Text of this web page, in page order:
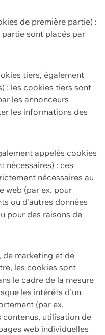
de première partie) :
sont placés par
tiers, également
: les cookies tiers sont
les annonceurs
les informations des
appelés cookies
nécessaires) : ces
nécessaires au
web (par ex. pour
ou d'autres données
pour des raisons de
marketing et de
les cookies sont
le cadre de la mesure
les intérêts d'un
(par ex.
utilisation de
web individuelles